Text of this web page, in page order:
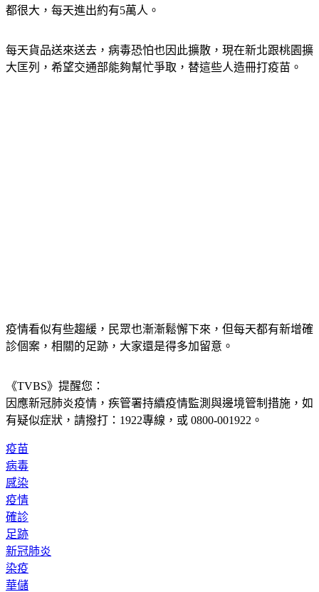
都很大，每天進出約有5萬人。
每天貨品送來送去，病毒恐怕也因此擴散，現在新北跟桃園擴
大匡列，希望交通部能夠幫忙爭取，替這些人造冊打疫苗。
疫情看似有些趨緩，民眾也漸漸鬆懈下來，但每天都有新增確
診個案，相關的足跡，大家還是得多加留意。
《TVBS》提醒您：
因應新冠肺炎疫情，疾管署持續疫情監測與邊境管制措施， 如
有疑似症狀，請撥打：1922專線，或 0800-001922。
疫苗
病毒
感染
疫情
確診
足跡
新冠肺炎
染疫
華儲